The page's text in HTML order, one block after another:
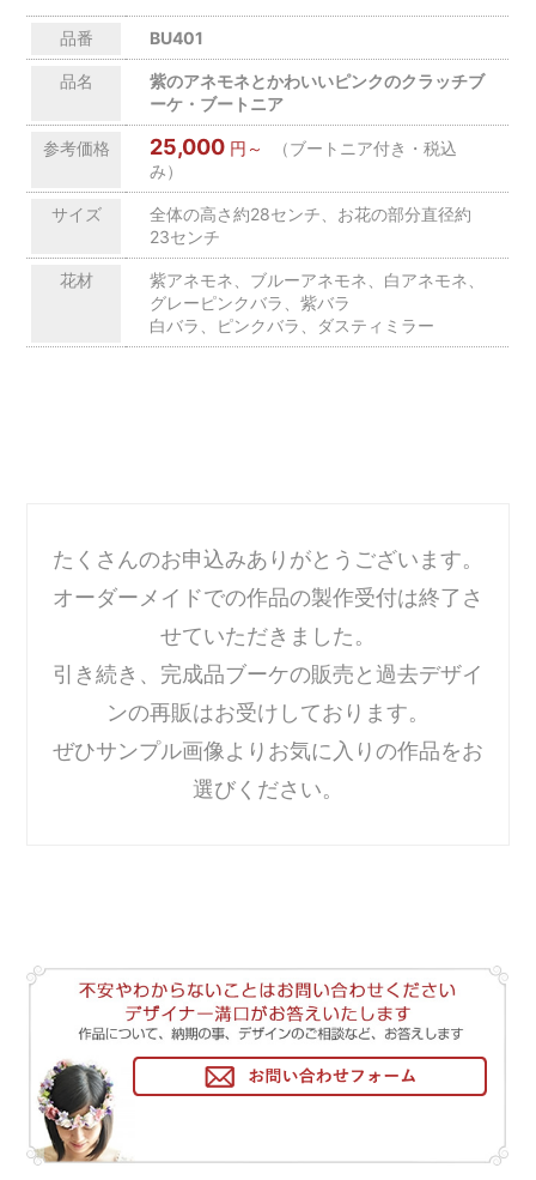
品番 BU401
品名
紫のアネモネとかわいいピンクのクラッチブ
ーケ・ブートニア
参考価格 25,000 円～
（ブートニア付き・税込
み）
サイズ
全体の高さ約28センチ、お花の部分直径約
23センチ
花材
紫アネモネ、ブルーアネモネ、白アネモネ、
グレーピンクバラ、紫バラ
白バラ、ピンクバラ、ダスティミラー
たくさんのお申込みありがとうございます。
オーダーメイドでの作品の製作受付は終了さ
せていただきました。
引き続き、完成品ブーケの販売と過去デザイ
ンの再販はお受けしております。
ぜひサンプル画像よりお気に入りの作品をお
選びください。